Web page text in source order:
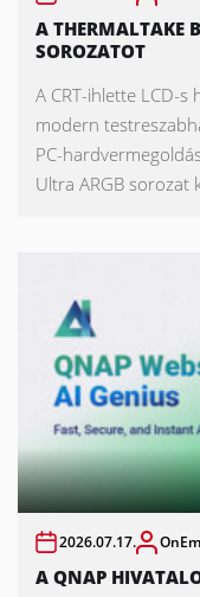
A THERMALTAKE
SOROZATOT
A CRT-ihlette LCD-
modern
PC-
Ultra ARGB sorozat
2026.07.17.
A QNAP